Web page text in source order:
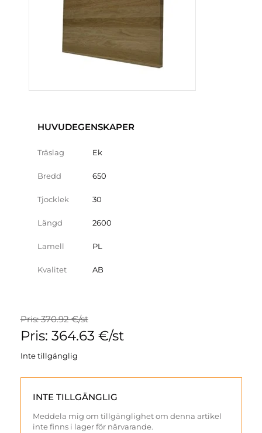
HUVUDEGENSKAPER
Träslag Ek
Bredd 650
Tjocklek 30
Längd 2600
Lamell PL
Kvalitet AB
Pris: 370.92 €/st
Pris: 364.63 €/st
Inte tillgänglig
INTE TILLGÄNGLIG
Meddela mig om tillgänglighet om denna artikel
inte finns i lager för närvarande.